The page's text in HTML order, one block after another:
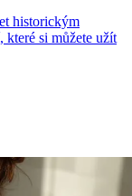
historickým
které si můžete užít